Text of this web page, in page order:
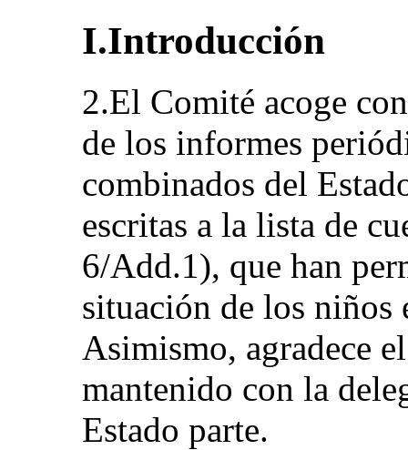
I.Introducción
2.El Comité acoge
de los informes
combinados del
escritas a la lista de
6/Add.1), que han
situación de los niños
Asimismo, agradece
mantenido con la
Estado parte.